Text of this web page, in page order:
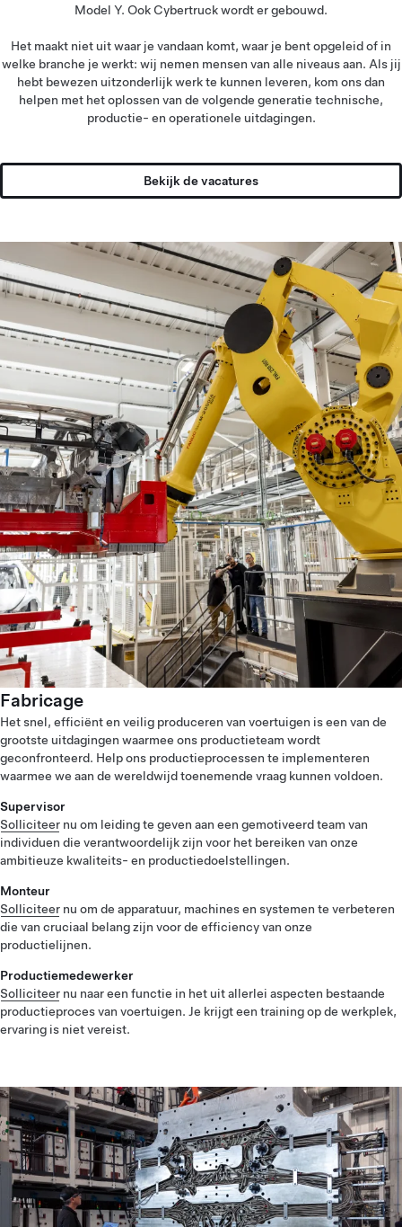
Model Y. Ook Cybertruck wordt er gebouwd.
Het maakt niet uit waar je vandaan komt, waar je bent opgeleid of in
welke branche je werkt: wij nemen mensen van alle niveaus aan. Als jij
hebt bewezen uitzonderlijk werk te kunnen leveren, kom ons dan
helpen met het oplossen van de volgende generatie technische,
productie- en operationele uitdagingen.
Bekijk de vacatures
Fabricage
Het snel, efficiënt en veilig produceren van voertuigen is een van de
grootste uitdagingen waarmee ons productieteam wordt
geconfronteerd. Help ons productieprocessen te implementeren
waarmee we aan de wereldwijd toenemende vraag kunnen voldoen.
Supervisor
Solliciteer nu om leiding te geven aan een gemotiveerd team van
individuen die verantwoordelijk zijn voor het bereiken van onze
ambitieuze kwaliteits- en productiedoelstellingen.
Monteur
Solliciteer nu om de apparatuur, machines en systemen te verbeteren
die van cruciaal belang zijn voor de efficiency van onze
productielijnen.
Productiemedewerker
Solliciteer nu naar een functie in het uit allerlei aspecten bestaande
productieproces van voertuigen. Je krijgt een training op de werkplek,
ervaring is niet vereist.